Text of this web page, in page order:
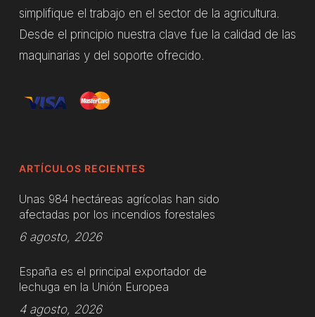
simplifique el trabajo en el sector de la agricultura.
Desde el principio nuestra clave fue la calidad de las
maquinarias y del soporte ofrecido.
ARTÍCULOS RECIENTES
Unas 984 hectáreas agrícolas han sido
afectadas por los incendios forestales
6 agosto, 2026
España es el principal exportador de
lechuga en la Unión Europea
4 agosto, 2026